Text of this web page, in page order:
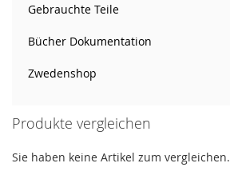
Gebrauchte Teile
Bücher Dokumentation
Zwedenshop
Produkte vergleichen
Sie haben keine Artikel zum vergleichen.